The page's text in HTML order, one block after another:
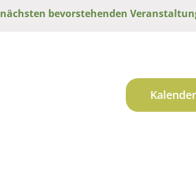
nächsten bevorstehenden